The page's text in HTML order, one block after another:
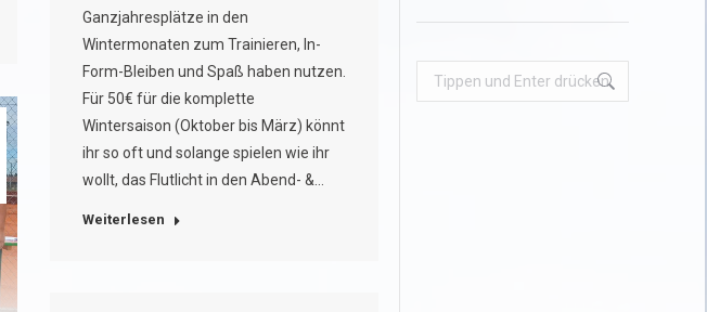
Ganzjahresplätze in den
Wintermonaten zum Trainieren, In-
Form-Bleiben und Spaß haben nutzen.
Für 50€ für die komplette
Wintersaison (Oktober bis März) könnt
ihr so oft und solange spielen wie ihr
wollt, das Flutlicht in den Abend- &…
Weiterlesen
Search: